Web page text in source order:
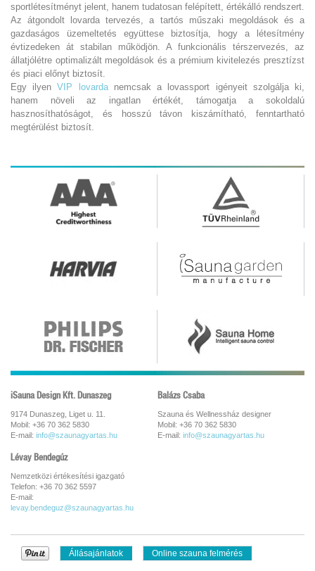
sportlétesítményt jelent, hanem tudatosan felépített, értékálló rendszert.
Az átgondolt lovarda tervezés, a tartós műszaki megoldások és a
gazdaságos üzemeltetés együttese biztosítja, hogy a létesítmény
évtizedeken át stabilan működjön. A funkcionális térszervezés, az
állatjólétre optimalizált megoldások és a prémium kivitelezés presztízst
és piaci előnyt biztosít.
Egy ilyenVIP lovardanemcsak a lovassport igényeit szolgálja ki,
hanem növeli az ingatlan értékét, támogatja a sokoldalú
hasznosíthatóságot, és hosszú távon kiszámítható, fenntartható
megtérülést biztosít.
iSauna Design Kft. Dunaszeg
9174 Dunaszeg, Liget u. 11.
Mobil: +36 70 362 5830
E-mail: info@szaunagyartas.hu
Balázs Csaba
Szauna és Wellnessház designer
Mobil: +36 70 362 5830
E-mail: info@szaunagyartas.hu
Lévay Bendegúz
Nemzetközi értékesítési igazgató
Telefon: +36 70 362 5597
E-mail:
levay.bendeguz@szaunagyartas.hu
Állásajánlatok Online szauna felmérés